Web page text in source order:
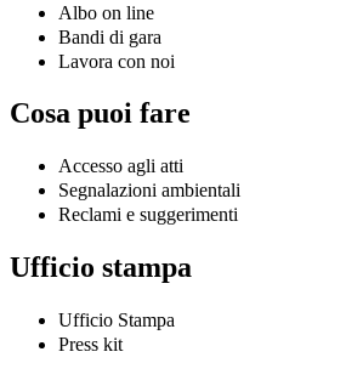
Albo on line
Bandi di gara
Lavora con noi
Cosa puoi fare
Accesso agli atti
Segnalazioni ambientali
Reclami e suggerimenti
Ufficio stampa
Ufficio Stampa
Press kit